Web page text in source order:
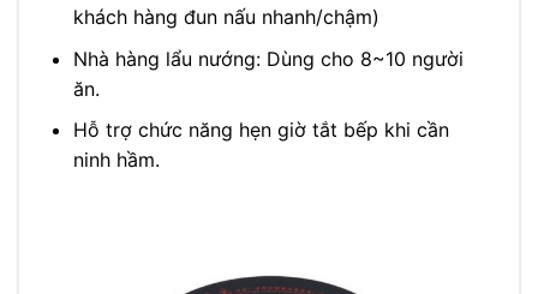
khách hàng đun nấu nhanh/chậm)
Nhà hàng lẩu nướng: Dùng cho 8~10 người
ăn.
Hỗ trợ chức năng hẹn giờ tắt bếp khi cần
ninh hầm.